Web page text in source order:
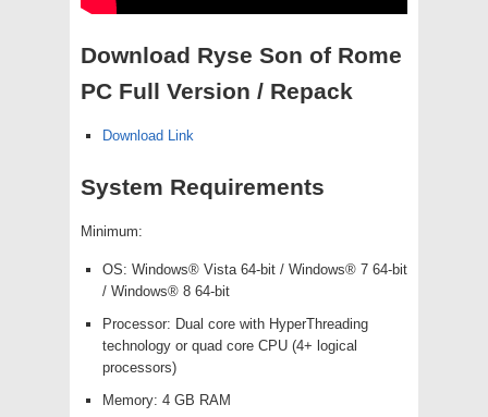
Download Ryse Son of Rome
PC Full Version / Repack
Download Link
System Requirements
Minimum:
OS: Windows® Vista 64-bit / Windows® 7 64-bit
/ Windows® 8 64-bit
Processor: Dual core with HyperThreading
technology or quad core CPU (4+ logical
processors)
Memory: 4 GB RAM